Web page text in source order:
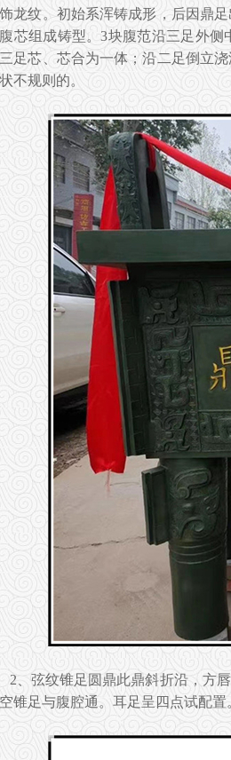
龙纹。初始系浑铸成形，后因鼎
芯组成铸型。3块腹范沿三足外
足芯、芯合为一体；沿二足倒立
不规则的。
2、弦纹锥足圆鼎此鼎斜折沿，方
锥足与腹腔通。耳足呈四点试配